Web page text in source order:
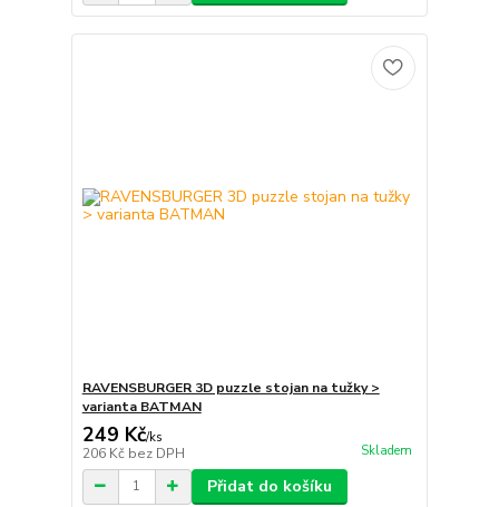
RAVENSBURGER 3D puzzle stojan na tužky >
varianta BATMAN
249 Kč/ks
206 Kč bez DPH Skladem
Přidat do košíku